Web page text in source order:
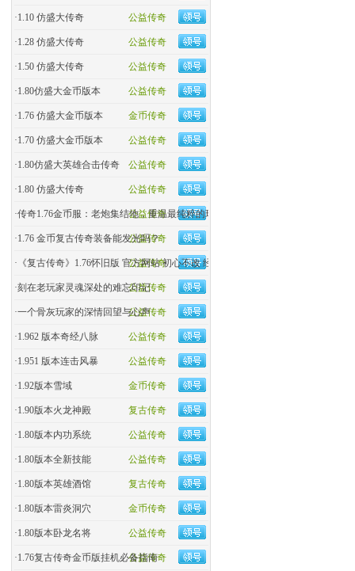
公益传奇
·1.10 仿盛大传奇
公益传奇
·1.28 仿盛大传奇
公益传奇
·1.50 仿盛大传奇
公益传奇
·1.80仿盛大金币版本
金币传奇
·1.76 仿盛大金币版本
公益传奇
·1.70 仿盛大金币版本
公益传奇
·1.80仿盛大英雄合击传奇
公益传奇
·1.80 仿盛大传奇
公益传奇
·传奇1.76金币服：老炮集结地，重温最纯粹的玛法热血！
公益传奇
·1.76 金币复古传奇装备能发光吗？
公益传奇
· 《复古传奇》1.76怀旧版 官方网站 初心不改 经典回归
公益传奇
·刻在老玩家灵魂深处的难忘印记
公益传奇
·一个骨灰玩家的深情回望与心声
公益传奇
·1.962 版本奇经八脉
公益传奇
·1.951 版本连击风暴
金币传奇
·1.92版本雪域
复古传奇
·1.90版本火龙神殿
公益传奇
·1.80版本内功系统
公益传奇
·1.80版本全新技能
复古传奇
·1.80版本英雄酒馆
金币传奇
·1.80版本雷炎洞穴
公益传奇
·1.80版本卧龙名将
公益传奇
·1.76复古传奇金币版挂机必备指南